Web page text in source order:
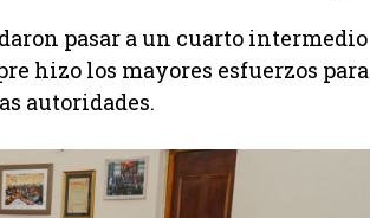
pasar a un cuarto intermedio
hizo los mayores esfuerzos para
autoridades.